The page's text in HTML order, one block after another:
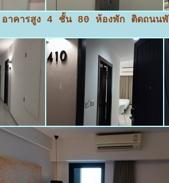
อาคารสูง 4 ชั้น 80 ห้องพัก ติดถนนพั